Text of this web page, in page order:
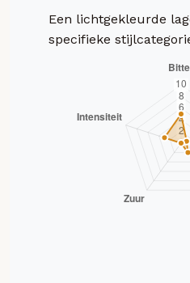
Een lichtgekleurde
specifieke